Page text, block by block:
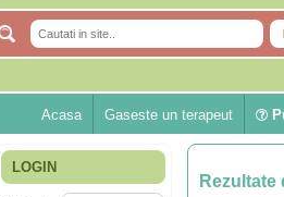
Acasa Gaseste un terapeut
LOGIN
Rezultate